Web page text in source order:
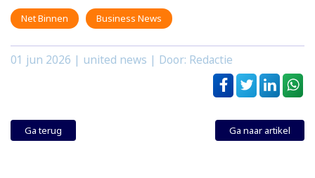
Net Binnen Business News
01 jun 2026 | united news | Door: Redactie
Ga terug Ga naar artikel